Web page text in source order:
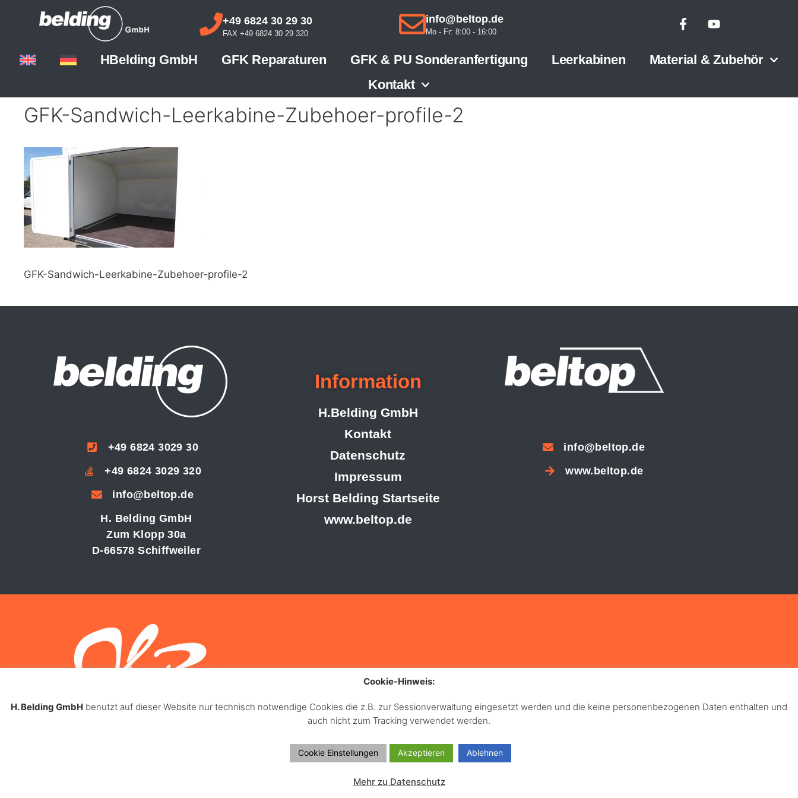
+49 6824 30 29 30
FAX +49 6824 30 29 320
info@beltop.de
Mo - Fr: 8:00 - 16:00
HBelding GmbH GFK Reparaturen GFK & PU Sonderanfertigung Leerkabinen
Material & Zubehör
Kontakt
GFK-Sandwich-Leerkabine-Zubehoer-profile-2
GFK-Sandwich-Leerkabine-Zubehoer-profile-2
+49 6824 3029 30
+49 6824 3029 320
info@beltop.de
H. Belding GmbH
Zum Klopp 30a
D-66578 Schiffweiler
Information
H.Belding GmbH
Kontakt
Datenschutz
Impressum
Horst Belding Startseite
www.beltop.de
info@beltop.de
www.beltop.de
Cookie-Hinweis:
H. Belding GmbH benutzt auf dieser Website nur technisch notwendige Cookies die z.B. zur Sessionverwaltung eingesetzt werden und die keine personenbezogenen Daten enthalten und
auch nicht zum Tracking verwendet werden.
Cookie Einstellungen Akzeptieren Ablehnen
Mehr zu Datenschutz